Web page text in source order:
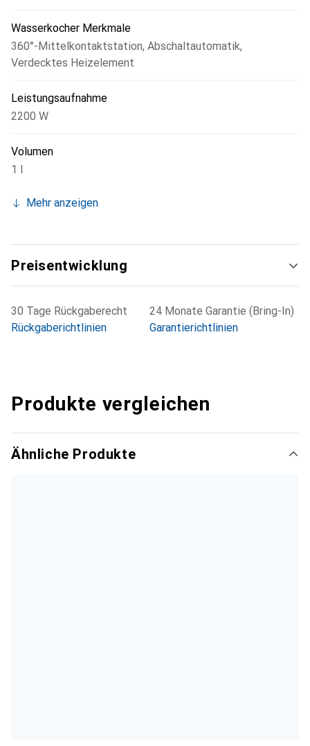
Wasserkocher Merkmale
360°-Mittelkontaktstation, Abschaltautomatik,
Verdecktes Heizelement
Leistungsaufnahme
2200 W
Volumen
1 l
Mehr anzeigen
Preisentwicklung
30 Tage Rückgaberecht
Rückgaberichtlinien
24 Monate Garantie (Bring-In)
Garantierichtlinien
Produkte vergleichen
Ähnliche Produkte